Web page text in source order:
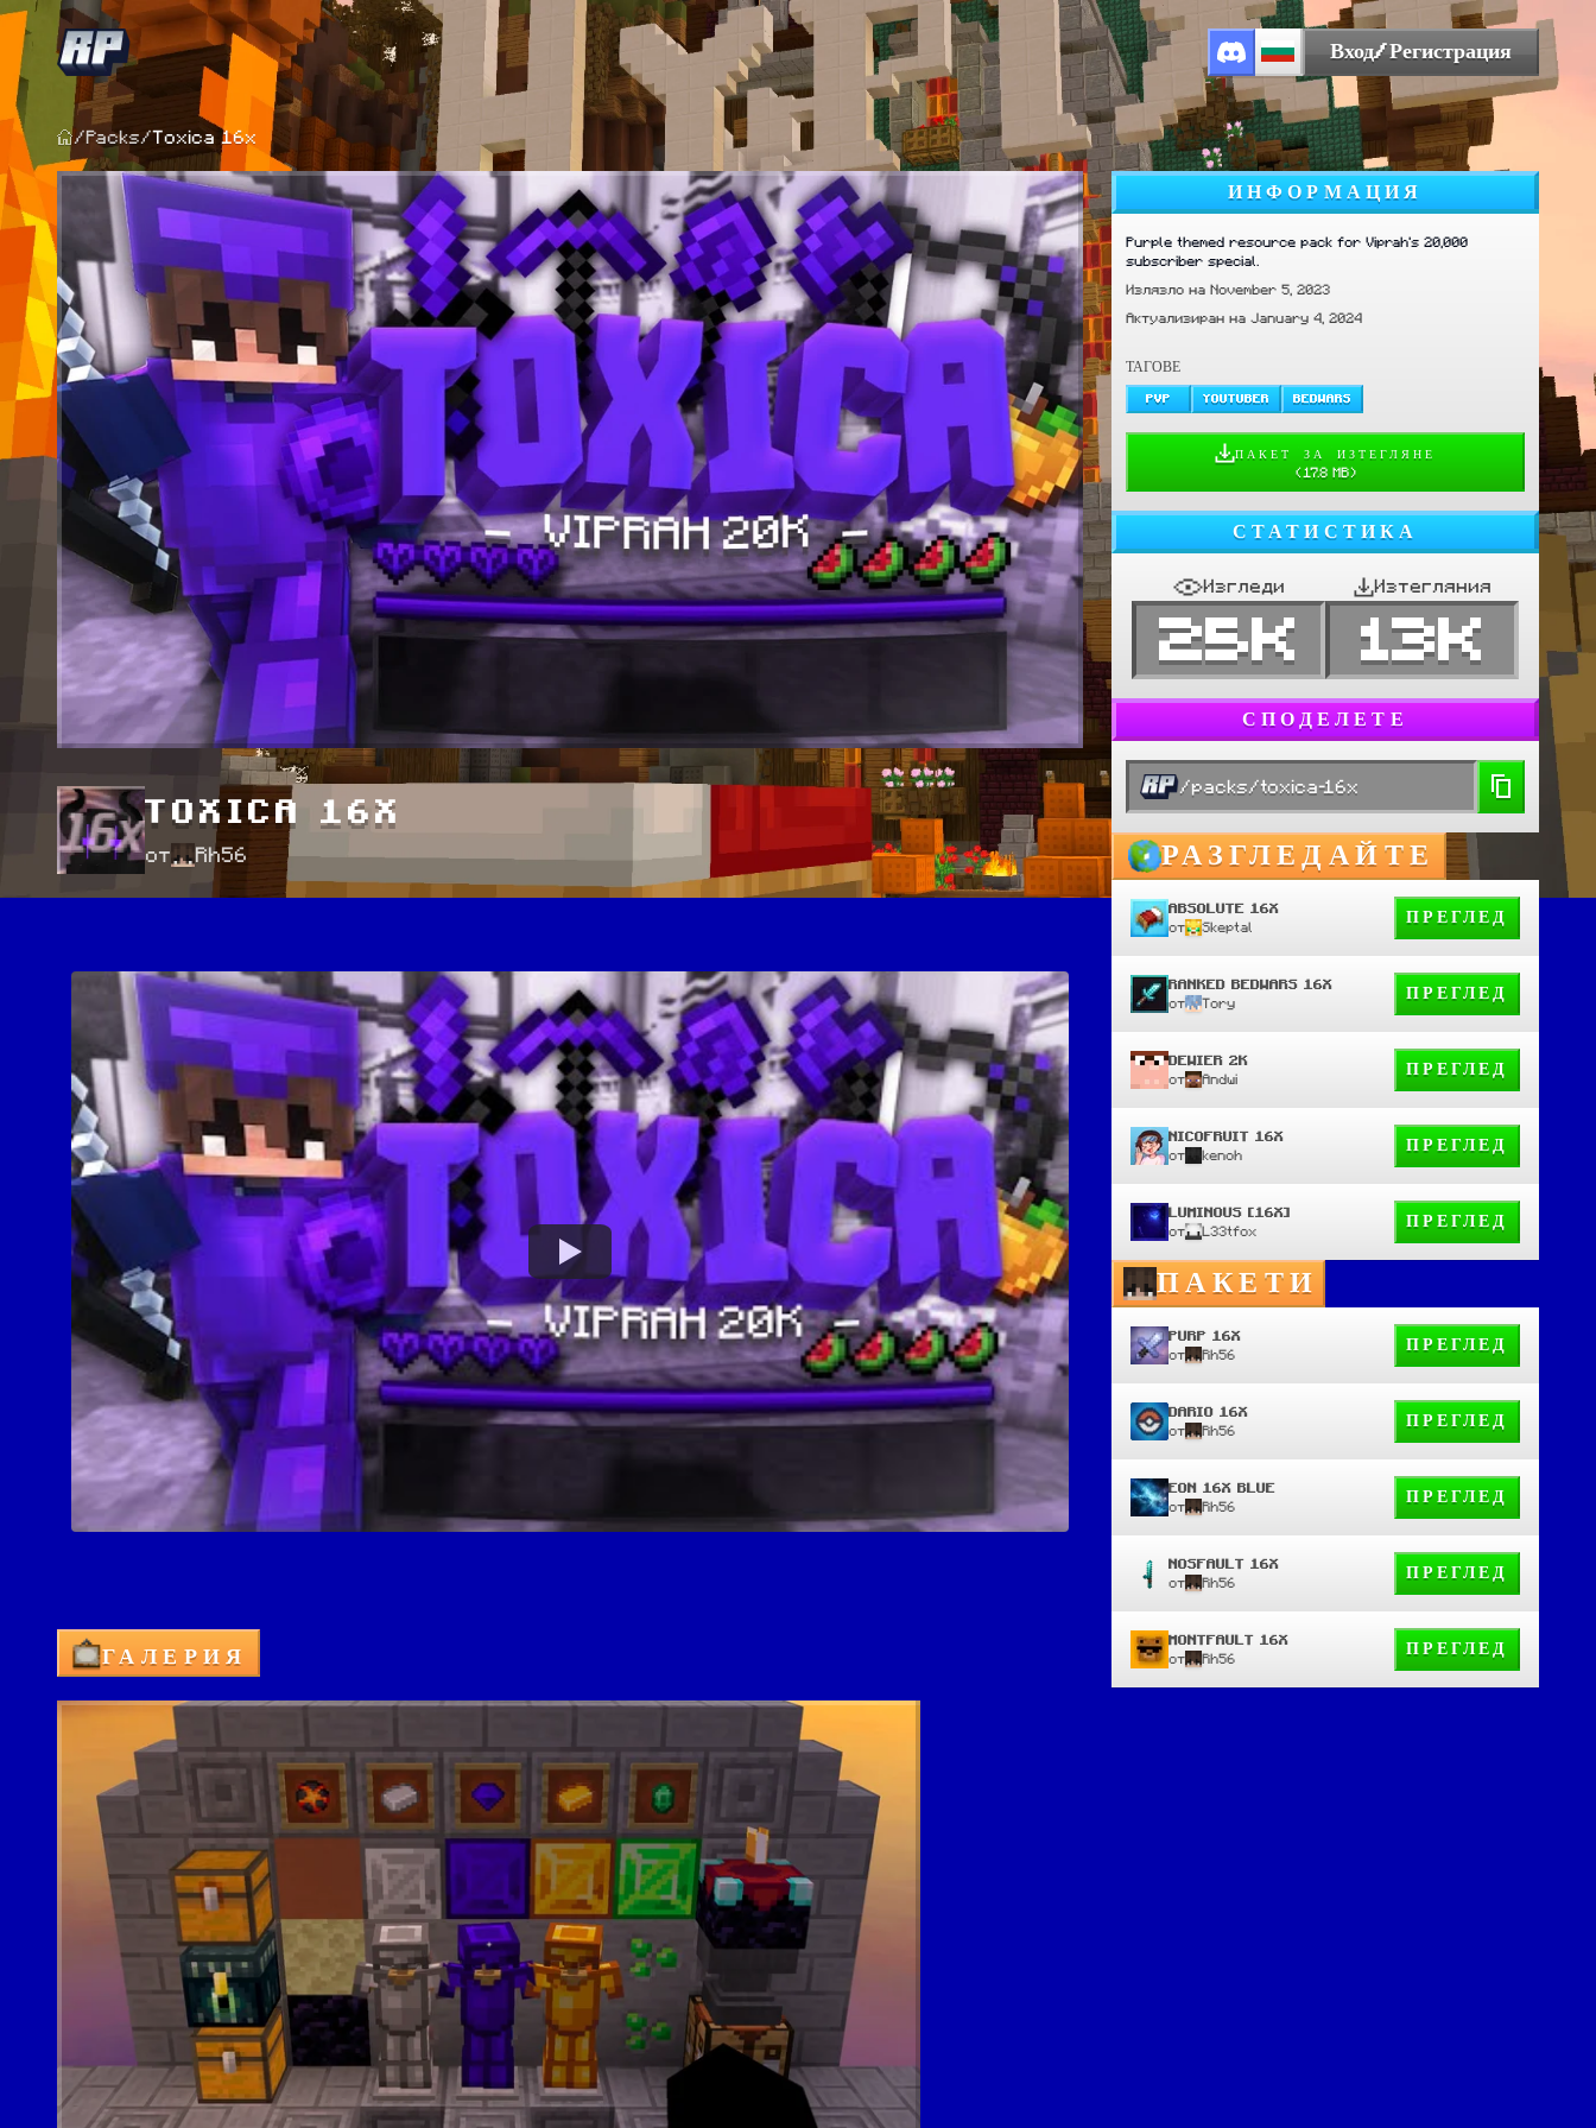
Вход/Регистрация
/ Packs/Toxica 16x
TOXICA 16X
от Rh56
ГАЛЕРИЯ
ИНФОРМАЦИЯ
Purple themed resource pack for Viprah's 20,000
subscriber special.
Излязло на November 5, 2023
Актуализиран на January 4, 2024
ТАГОВЕ
PVP YOUTUBER BEDWARS
ПАКЕТ ЗА ИЗТЕГЛЯНЕ
(17.8 MB)
СТАТИСТИКА
Изгледи
25K
Изтегляния
13K
СПОДЕЛЕТЕ
/packs/toxica-16x
РАЗГЛЕДАЙТЕ
ABSOLUTE 16X
от Skeptal
ПРЕГЛЕД
RANKED BEDWARS 16X
от Tory
ПРЕГЛЕД
DEWIER 2K
от Andwi
ПРЕГЛЕД
NICOFRUIT 16X
от kenoh
ПРЕГЛЕД
LUMINOUS [16X]
от L33tfox
ПРЕГЛЕД
ПАКЕТИ
PURP 16X
от Rh56
ПРЕГЛЕД
DARIO 16X
от Rh56
ПРЕГЛЕД
EON 16X BLUE
от Rh56
ПРЕГЛЕД
NOSFAULT 16X
от Rh56
ПРЕГЛЕД
MONTFAULT 16X
от Rh56
ПРЕГЛЕД